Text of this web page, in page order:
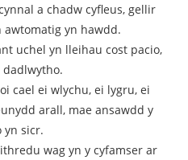
a chadw cyfleus, gellir
yn hawdd.
uchel yn lleihau cost pacio,
cael ei wlychu, ei lygru, ei
arall, mae ansawdd y
yn sicr.
wag yn y cyfamser ar